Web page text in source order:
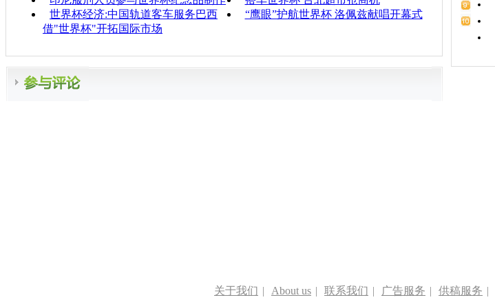
世界杯经济:中国轨道客车服务巴西
借"世界杯"开拓国际市场
“鹰眼”护航世界杯 洛佩兹献唱开幕式
关于我们 | About us | 联系我们 | 广告服务 | 供稿服务 |